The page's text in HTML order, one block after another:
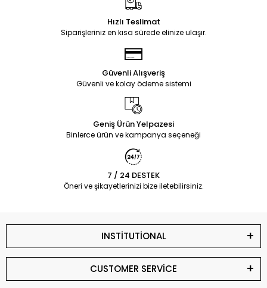
Hızlı Teslimat
Siparişleriniz en kısa sürede elinize ulaşır.
Güvenli Alışveriş
Güvenli ve kolay ödeme sistemi
Geniş Ürün Yelpazesi
Binlerce ürün ve kampanya seçeneği
7 / 24 DESTEK
Öneri ve şikayetlerinizi bize iletebilirsiniz.
INSTİTUTİONAL
CUSTOMER SERVİCE